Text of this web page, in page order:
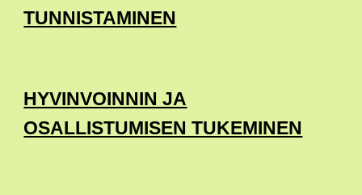
TUNNISTAMINEN
HYVINVOINNIN JA
OSALLISTUMISEN TUKEMINEN